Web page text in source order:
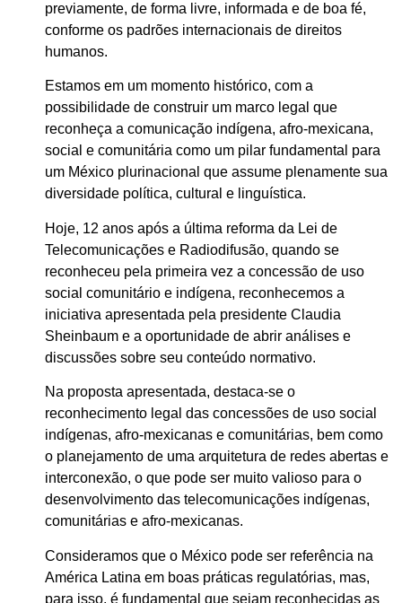
previamente, de forma livre, informada e de boa fé,
conforme os padrões internacionais de direitos
humanos.
Estamos em um momento histórico, com a
possibilidade de construir um marco legal que
reconheça a comunicação indígena, afro-mexicana,
social e comunitária como um pilar fundamental para
um México plurinacional que assume plenamente sua
diversidade política, cultural e linguística.
Hoje, 12 anos após a última reforma da Lei de
Telecomunicações e Radiodifusão, quando se
reconheceu pela primeira vez a concessão de uso
social comunitário e indígena, reconhecemos a
iniciativa apresentada pela presidente Claudia
Sheinbaum e a oportunidade de abrir análises e
discussões sobre seu conteúdo normativo.
Na proposta apresentada, destaca-se o
reconhecimento legal das concessões de uso social
indígenas, afro-mexicanas e comunitárias, bem como
o planejamento de uma arquitetura de redes abertas e
interconexão, o que pode ser muito valioso para o
desenvolvimento das telecomunicações indígenas,
comunitárias e afro-mexicanas.
Consideramos que o México pode ser referência na
América Latina em boas práticas regulatórias, mas,
para isso, é fundamental que sejam reconhecidas as